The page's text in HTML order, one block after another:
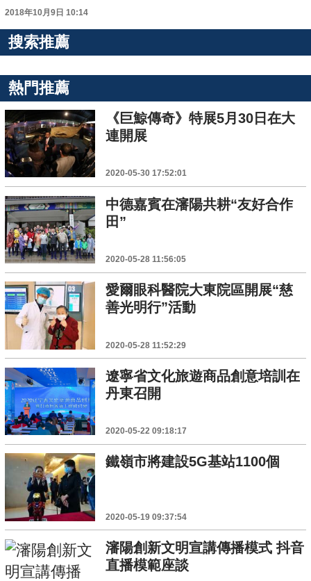
2018年10月9日 10:14
搜索推薦
熱門推薦
《巨鯨傳奇》特展5月30日在大
連開展
2020-05-30 17:52:01
中德嘉賓在瀋陽共耕“友好合作
田”
2020-05-28 11:56:05
愛爾眼科醫院大東院區開展“慈
善光明行”活動
2020-05-28 11:52:29
遼寧省文化旅遊商品創意培訓在
丹東召開
2020-05-22 09:18:17
鐵嶺市將建設5G基站1100個
2020-05-19 09:37:54
瀋陽創新文明宣講傳播模式 抖音
直播模範座談